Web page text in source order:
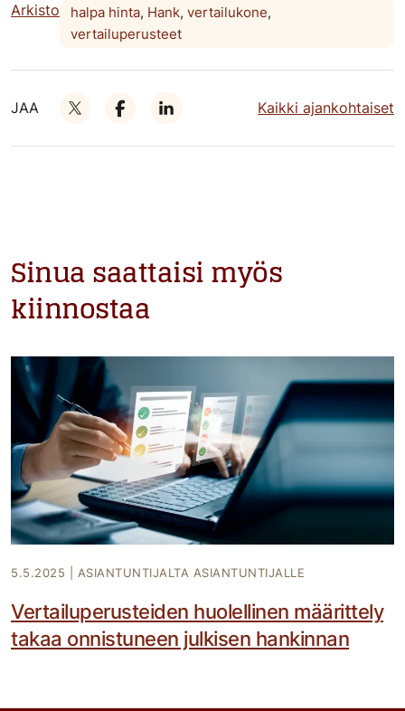
Arkisto halpa hinta, Hank, vertailukone,
vertailuperusteet
JAA Kaikki ajankohtaiset
Sinua saattaisi myös
kiinnostaa
5.5.2025 ASIANTUNTIJALTA ASIANTUNTIJALLE
Vertailuperusteiden huolellinen määrittely
takaa onnistuneen julkisen hankinnan